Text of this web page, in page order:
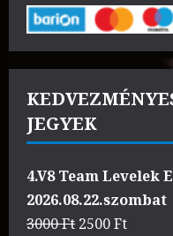
JEGYEK
4.V8 Team Levelek
2026.08.22.szombat
3000Ft Original
2500FtCurrent